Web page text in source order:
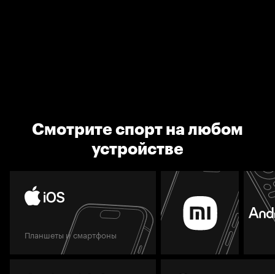
Смотрите спорт на любом
устройстве
Планшеты и смартфоны